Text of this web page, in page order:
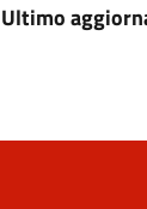
Ultimo